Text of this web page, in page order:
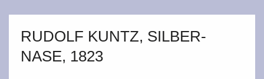
RUDOLF KUNTZ, SILBER-
NASE, 1823